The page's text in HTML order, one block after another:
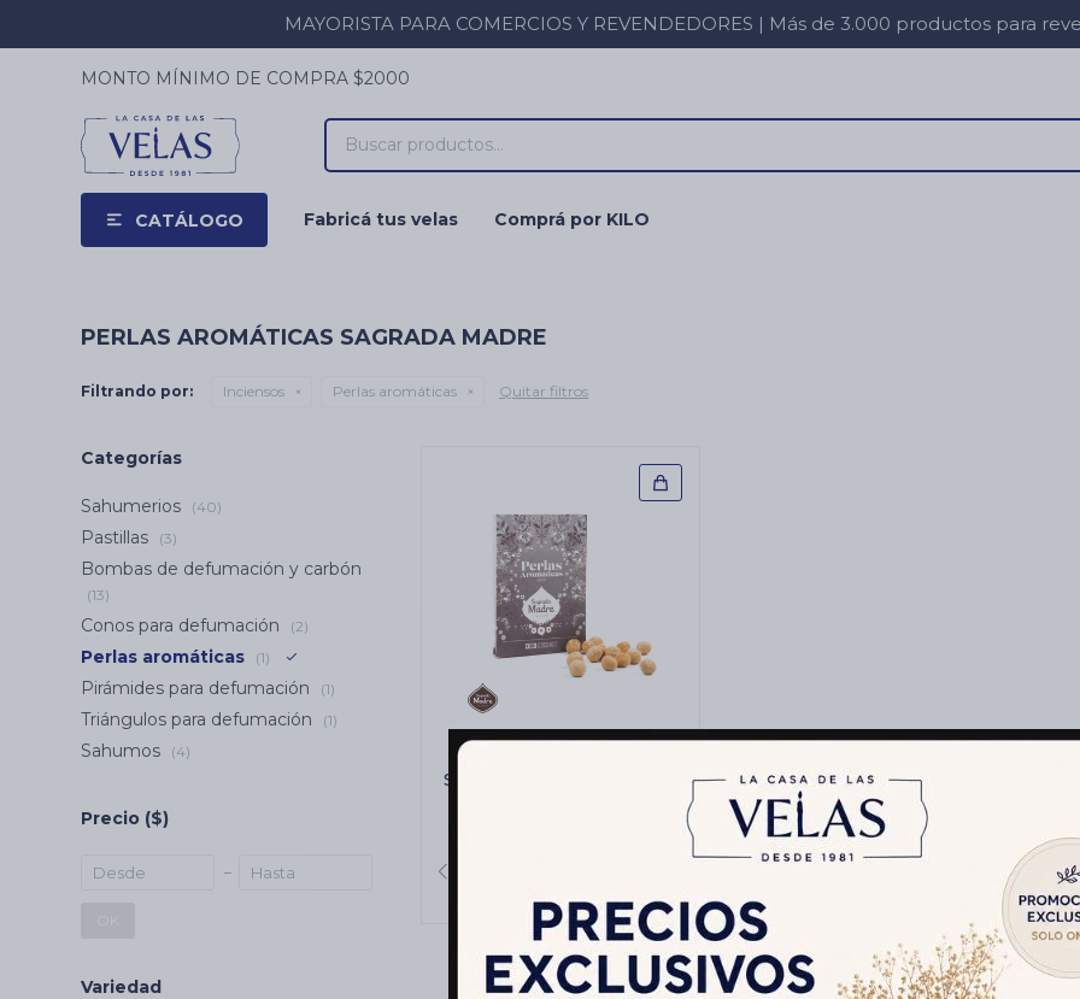
MAYORISTA PARA COMERCIOS Y REVENDEDORES | Más de 3.000 productos para
CATÁLOGO Fabricá tus velas Comprá por KILO
MONTO MÍNIMO DE COMPRA $2000
PERLAS AROMÁTICAS SAGRADA MADRE
Filtrando por: Inciensos Perlas aromáticas Quitar filtros
PERLAS AROMATICAS
SAGRADA MADRE - Coco
Categorías
Sahumerios (40)
Pastillas (3)
Bombas de defumación y carbón
(13)
Conos para defumación (2)
Perlas aromáticas (1)
Pirámides para defumación (1)
Triángulos para defumación (1)
Sahumos (4)
Precio ($)
Variedad